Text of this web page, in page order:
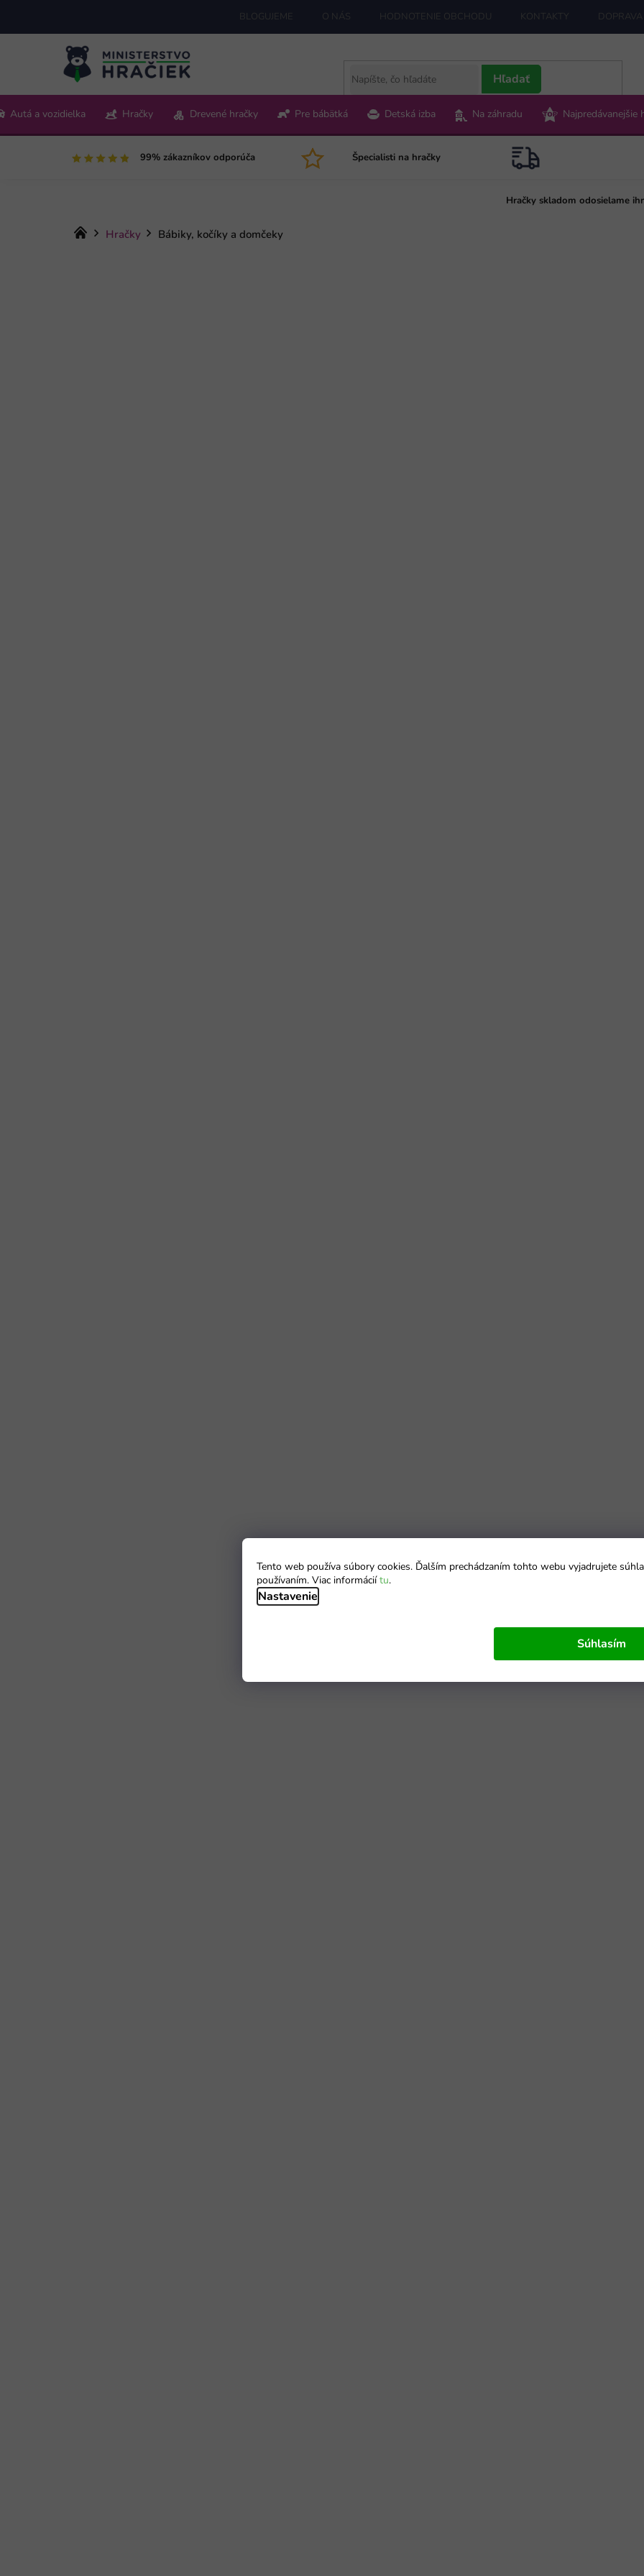
Tento web používa súbory cookies. Ďalším prechádzaním tohto webu vyjadrujete
používaním. Viac informáciítu.
Nastavenie
Súhlasím
obsah
BLOGUJEME O NÁS HODNOTENIE OBCHODU KONTAKTY
Pon-Pia 9:00-15:00
Hľadať
Autá a vozidielka Hračky Drevené hračky Pre bábätká Detská izba Na záhradu Najpredávanejšie
99% zákazníkov odporúča Špecialisti na hračky
Hračky skladom odosielame
Domov
Hračky Bábiky, kočíky a domčeky